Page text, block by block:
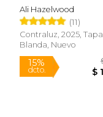
Ali Hazelwood
(11)
Contraluz, 2025, Tapa
Blanda, Nuevo